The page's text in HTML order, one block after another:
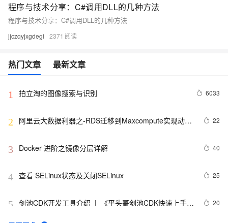
程序与技术分享：C#调用DLL的几种方法
程序与技术分享：C#调用DLL的几种方法
jjczqyjxgdegi 2371
热门文章 最新文章
1 拍立淘的图像搜索与识别 6033
2
阿里云大数据利器之-RDS迁移到Maxcompute实现动态
22
3 Docker 进阶之镜像分层详解 40
4 查看 SELinux状态及关闭SELinux 25
5 剑池CDK开发工具介绍  |  《平头哥剑池CDK快速上手指
20